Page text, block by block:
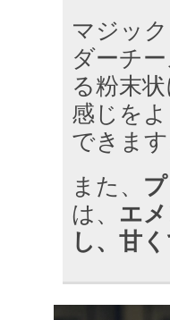
マジッ
ダーチ
る粉末
感じをよ
できます
また、
は、 エ
し、甘